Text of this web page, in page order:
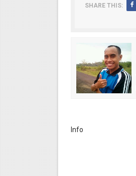
SHARE THIS:
Info